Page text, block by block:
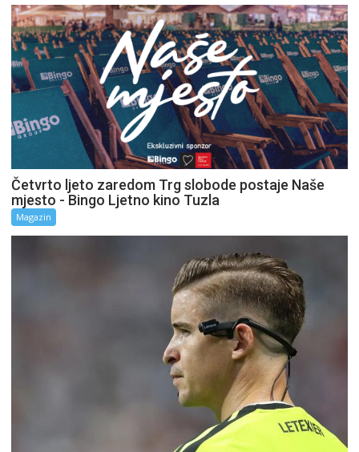
Četvrto ljeto zaredom Trg slobode postaje Naše
mjesto - Bingo Ljetno kino Tuzla
Magazin